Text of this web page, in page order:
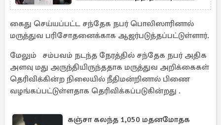
கைது செய்யப்பட்ட சந்தேக நபர் பொலிஸாரினால்
மருத்துவ பரிசோதனைக்காக ஆஜர்படுத்தப்பட்டுள்ளார்.
மேலும் சம்பவம் நடந்த நேரத்தில் சந்தேக நபர் அதிக
அளவு மது அருந்தியிருந்ததாக மருத்துவ அறிக்கைகள்
தெரிவிக்கின்ற நிலையில் நீதிமன்றினால் பிணை
வழங்கப்பட்டுள்ளதாக தெரிவிக்கப்படுகின்றது .
கஞ்சா கலந்த 1,050 மதனமோதக